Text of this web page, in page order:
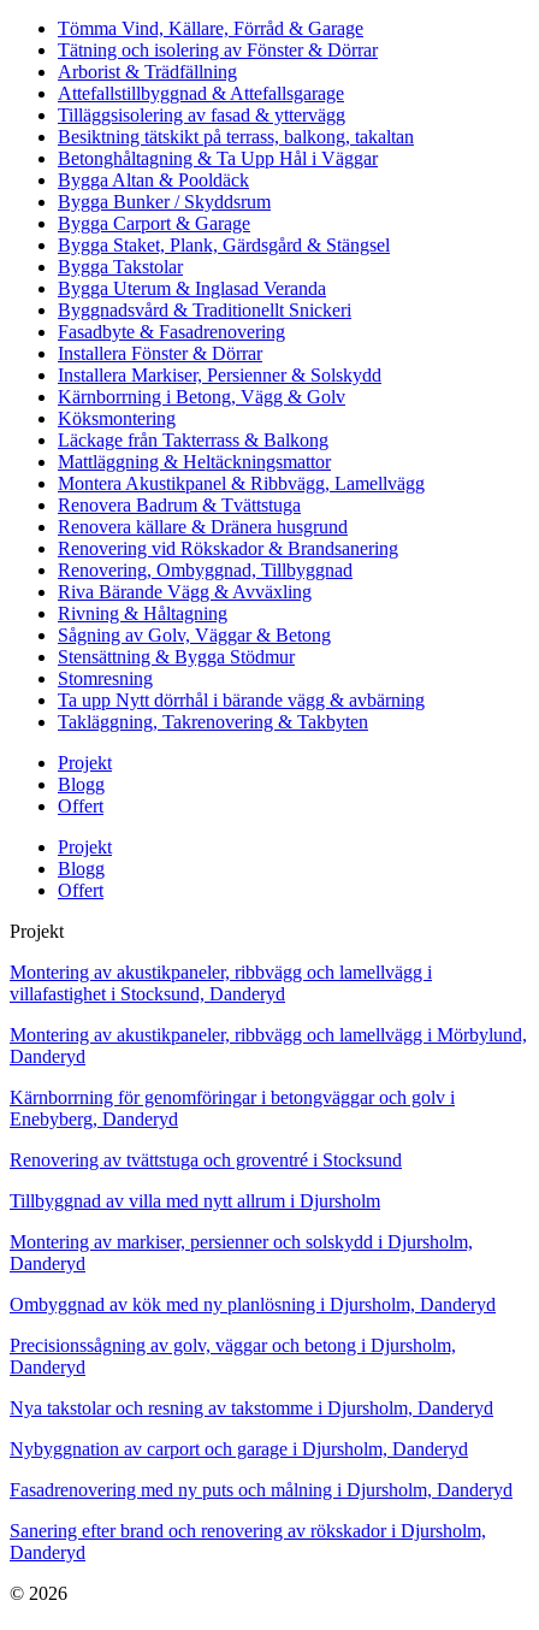
Tömma Vind, Källare, Förråd & Garage
Tätning och isolering av Fönster & Dörrar
Arborist & Trädfällning
Attefallstillbyggnad & Attefallsgarage
Tilläggsisolering av fasad & yttervägg
Besiktning tätskikt på terrass, balkong, takaltan
Betonghåltagning & Ta Upp Hål i Väggar
Bygga Altan & Pooldäck
Bygga Bunker / Skyddsrum
Bygga Carport & Garage
Bygga Staket, Plank, Gärdsgård & Stängsel
Bygga Takstolar
Bygga Uterum & Inglasad Veranda
Byggnadsvård & Traditionellt Snickeri
Fasadbyte & Fasadrenovering
Installera Fönster & Dörrar
Installera Markiser, Persienner & Solskydd
Kärnborrning i Betong, Vägg & Golv
Köksmontering
Läckage från Takterrass & Balkong
Mattläggning & Heltäckningsmattor
Montera Akustikpanel & Ribbvägg, Lamellvägg
Renovera Badrum & Tvättstuga
Renovera källare & Dränera husgrund
Renovering vid Rökskador & Brandsanering
Renovering, Ombyggnad, Tillbyggnad
Riva Bärande Vägg & Avväxling
Rivning & Håltagning
Sågning av Golv, Väggar & Betong
Stensättning & Bygga Stödmur
Stomresning
Ta upp Nytt dörrhål i bärande vägg & avbärning
Takläggning, Takrenovering & Takbyten
Projekt
Blogg
Offert
Projekt
Blogg
Offert
Projekt
Montering av akustikpaneler, ribbvägg och lamellvägg i
villafastighet i Stocksund, Danderyd
Montering av akustikpaneler, ribbvägg och lamellvägg i Mörbylund,
Danderyd
Kärnborrning för genomföringar i betongväggar och golv i
Enebyberg, Danderyd
Renovering av tvättstuga och groventré i Stocksund
Tillbyggnad av villa med nytt allrum i Djursholm
Montering av markiser, persienner och solskydd i Djursholm,
Danderyd
Ombyggnad av kök med ny planlösning i Djursholm, Danderyd
Precisionssågning av golv, väggar och betong i Djursholm,
Danderyd
Nya takstolar och resning av takstomme i Djursholm, Danderyd
Nybyggnation av carport och garage i Djursholm, Danderyd
Fasadrenovering med ny puts och målning i Djursholm, Danderyd
Sanering efter brand och renovering av rökskador i Djursholm,
Danderyd
© 2026